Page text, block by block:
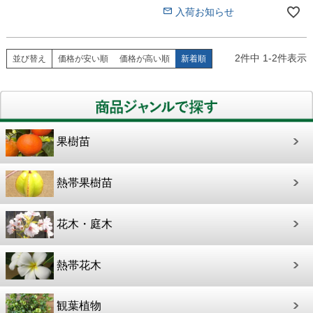
入荷お知らせ
並び替え 価格が安い順 価格が高い順 新着順 2件中 1-2件表示
果樹苗
熱帯果樹苗
花木・庭木
熱帯花木
観葉植物